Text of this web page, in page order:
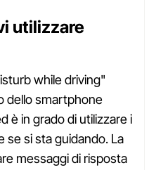
utilizzare
while driving"
dello smartphone
è in grado di utilizzare i
se si sta guidando. La
messaggi di risposta